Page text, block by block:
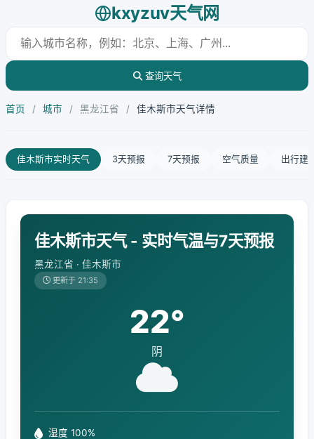
kxyzuv天气网
查询天气
首页 / 城市 / 黑龙江省 / 佳木斯市天气详情
佳木斯市实时天气 3天预报 7天预报 空气质量 出行建
佳木斯市天气 - 实时气温与7天预报
黑龙江省 · 佳木斯市
更新于 21:35
22°
阴
湿度 100%